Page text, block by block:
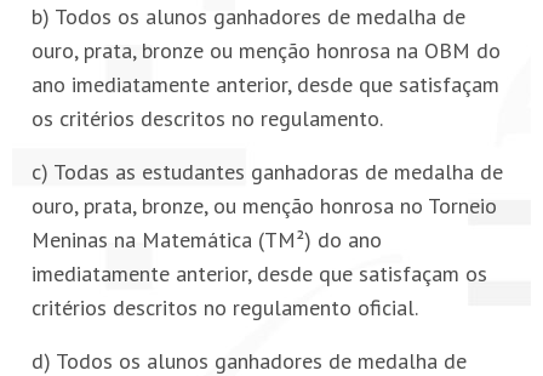
b) Todos os alunos ganhadores de medalha de
ouro, prata, bronze ou menção honrosa na OBM do
ano imediatamente anterior, desde que satisfaçam
os critérios descritos no regulamento.
c) Todas as estudantes ganhadoras de medalha de
ouro, prata, bronze, ou menção honrosa no Torneio
Meninas na Matemática (TM²) do ano
imediatamente anterior, desde que satisfaçam os
critérios descritos no regulamento oficial.
d) Todos os alunos ganhadores de medalha de